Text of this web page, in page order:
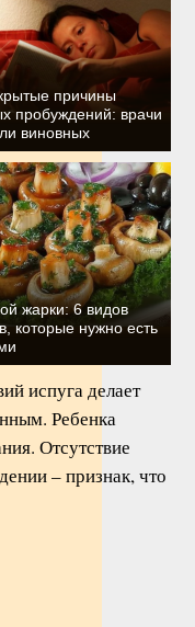
причины
пробуждений: врачи
виновных
жарки: 6 видов
которые нужно есть
испуга делает
Ребенка
Отсутствие
– признак, что